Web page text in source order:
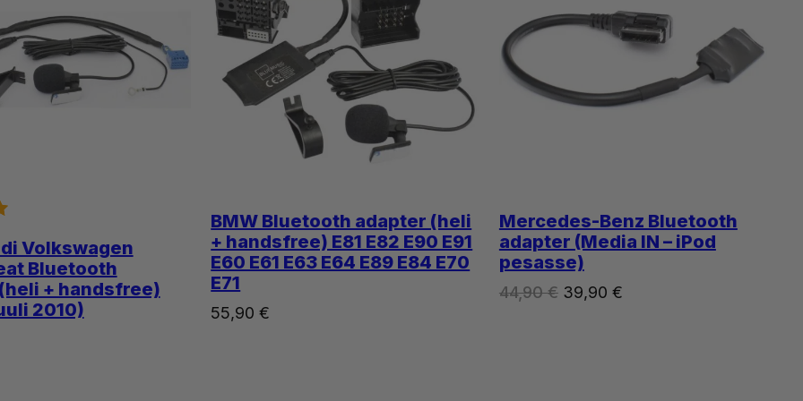
Volkswagen
Bluetooth
+ handsfree)
2010)
BMW Bluetooth adapter (heli
+ handsfree) E81 E82 E90 E91
E60 E61 E63 E64 E89 E84 E70
E71
55,90€
Mercedes-Benz Bluetooth
adapter (Media IN – iPod
pesasse)
44,90€ Algne
39,90 €Praegune